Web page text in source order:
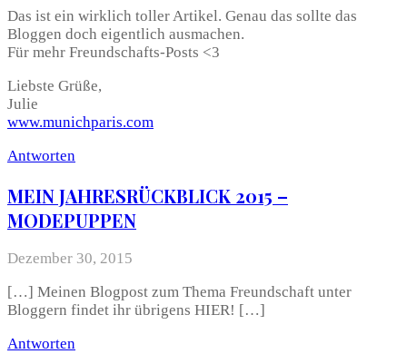
Das ist ein wirklich toller Artikel. Genau das sollte das
Bloggen doch eigentlich ausmachen.
Für mehr Freundschafts-Posts <3
Liebste Grüße,
Julie
www.munichparis.com
Antworten
MEIN JAHRESRÜCKBLICK 2015 –
MODEPUPPEN
Dezember 30, 2015
[…] Meinen Blogpost zum Thema Freundschaft unter
Bloggern findet ihr übrigens HIER! […]
Antworten